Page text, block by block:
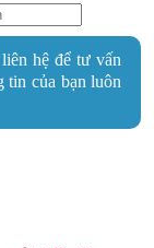
hệ để tư vấn
tin của bạn luôn